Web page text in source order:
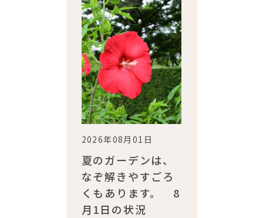
2026年08月01日
夏のガーデンは、
なぞ解きやすごろ
くもあります。 8
月1日の状況